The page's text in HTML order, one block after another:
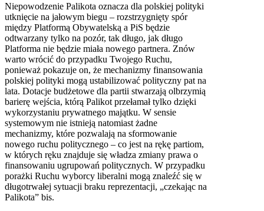
Niepowodzenie Palikota oznacza dla polskiej polityki
utknięcie na jałowym biegu – rozstrzygnięty spór
między Platformą Obywatelską a PiS będzie
odtwarzany tylko na pozór, tak długo, jak długo
Platforma nie będzie miała nowego partnera. Znów
warto wrócić do przypadku Twojego Ruchu,
ponieważ pokazuje on, że mechanizmy finansowania
polskiej polityki mogą ustabilizować polityczny pat na
lata. Dotacje budżetowe dla partii stwarzają olbrzymią
barierę wejścia, którą Palikot przełamał tylko dzięki
wykorzystaniu prywatnego majątku. W sensie
systemowym nie istnieją natomiast żadne
mechanizmy, które pozwalają na sformowanie
nowego ruchu politycznego – co jest na rękę partiom,
w których ręku znajduje się władza zmiany prawa o
finansowaniu ugrupowań politycznych. W przypadku
porażki Ruchu wyborcy liberalni mogą znaleźć się w
długotrwałej sytuacji braku reprezentacji, „czekając na
Palikota” bis.